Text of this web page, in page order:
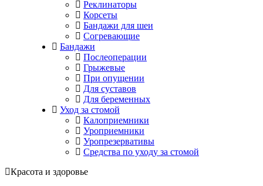
Реклинаторы
Корсеты
Бандажи для шеи
Согревающие
Бандажи
Послеоперации
Грыжевые
При опущении
Для суставов
Для беременных
Уход за стомой
Калоприемники
Уроприемники
Уропрезервативы
Средства по уходу за стомой
Красота и здоровье